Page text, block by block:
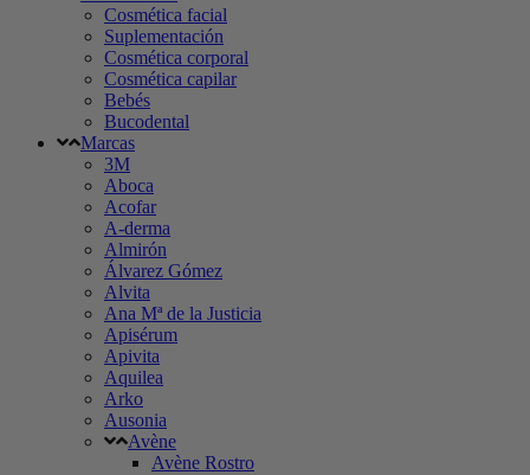
Cosmética facial
Suplementación
Cosmética corporal
Cosmética capilar
Bebés
Bucodental
Marcas
3M
Aboca
Acofar
A-derma
Almirón
Álvarez Gómez
Alvita
Ana Mª de la Justicia
Apisérum
Apivita
Aquilea
Arko
Ausonia
Avène
Avène Rostro